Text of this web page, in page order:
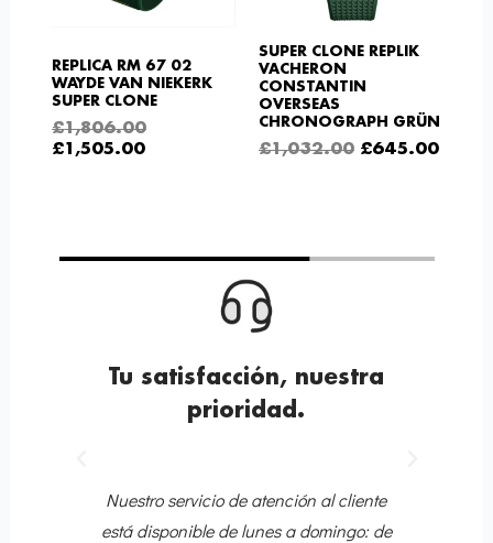
REPLICA RM 67 02
WAYDE VAN NIEKERK
SUPER CLONE
£1,806.00
£1,505.00
SUPER CLONE REPLIK
VACHERON
CONSTANTIN
OVERSEAS
CHRONOGRAPH GRÜN
£1,032.00 £645.00
Tu satisfacción, nuestra
prioridad.
Nuestro servicio de atención al cliente
está disponible de lunes a domingo: de